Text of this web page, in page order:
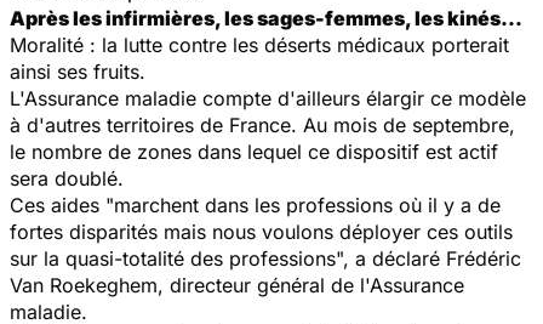
Après les infirmières, les sages-femmes, les kinés…
Moralité : la lutte contre les déserts médicaux porterait
ainsi ses fruits.
L'Assurance maladie compte d'ailleurs élargir ce modèle
à d'autres territoires de France. Au mois de septembre,
le nombre de zones dans lequel ce dispositif est actif
sera doublé.
Ces aides "marchent dans les professions où il y a de
fortes disparités mais nous voulons déployer ces outils
sur la quasi-totalité des professions", a déclaré Frédéric
Van Roekeghem, directeur général de l'Assurance
maladie.